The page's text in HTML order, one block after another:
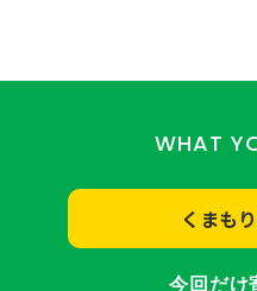
WHAT
くまも
今回だけ